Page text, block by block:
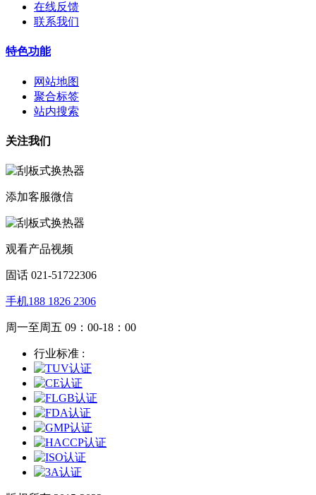
在线反馈
联系我们
特色功能
网站地图
聚合标签
站内搜索
关注我们
添加客服微信
观看产品视频
固话 021-51722306
手机188 1826 2306
周一至周五 09：00-18：00
行业标准 :